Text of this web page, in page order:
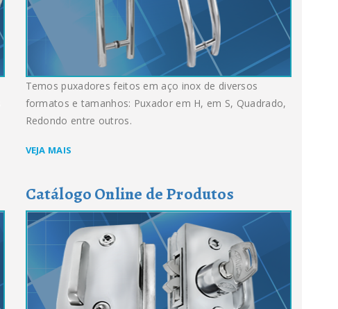
Temos puxadores feitos em aço inox de diversos
formatos e tamanhos: Puxador em H, em S, Quadrado,
Redondo entre outros.
VEJA MAIS
Catálogo Online de Produtos